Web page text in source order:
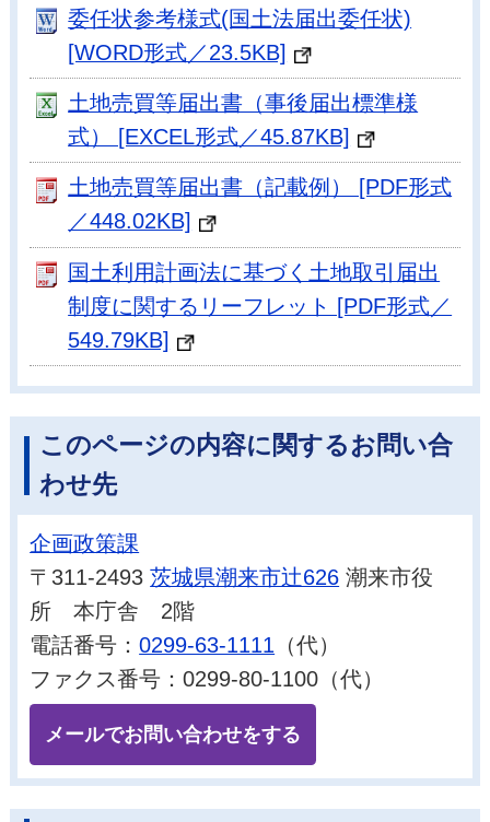
委任状参考様式(国土法届出委任状)
[WORD形式／23.5KB]
土地売買等届出書（事後届出標準様
式） [EXCEL形式／45.87KB]
土地売買等届出書（記載例） [PDF形式
／448.02KB]
国土利用計画法に基づく土地取引届出
制度に関するリーフレット [PDF形式／
549.79KB]
このページの内容に関するお問い合
わせ先
企画政策課
〒311-2493茨城県潮来市辻626 潮来市役
所 本庁舎 2階
電話番号：0299-63-1111 （代）
ファクス番号：0299-80-1100（代）
メールでお問い合わせをする